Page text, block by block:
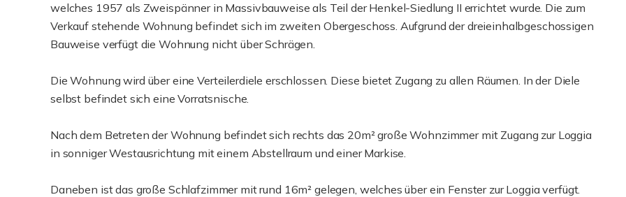
welches 1957 als Zweispänner in Massivbauweise als Teil der Henkel-Siedlung II errichtet wurde. Die zum
Verkauf stehende Wohnung befindet sich im zweiten Obergeschoss. Aufgrund der dreieinhalbgeschossigen
Bauweise verfügt die Wohnung nicht über Schrägen.
Die Wohnung wird über eine Verteilerdiele erschlossen. Diese bietet Zugang zu allen Räumen. In der Diele
selbst befindet sich eine Vorratsnische.
Nach dem Betreten der Wohnung befindet sich rechts das 20m² große Wohnzimmer mit Zugang zur Loggia
in sonniger Westausrichtung mit einem Abstellraum und einer Markise.
Daneben ist das große Schlafzimmer mit rund 16m² gelegen, welches über ein Fenster zur Loggia verfügt.